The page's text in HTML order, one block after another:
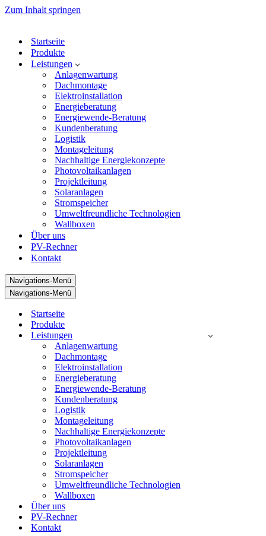
Zum Inhalt springen
Startseite
Produkte
Leistungen
Anlagenwartung
Dachmontage
Elektroinstallation
Energieberatung
Energiewende-Beratung
Kundenberatung
Logistik
Montageleitung
Nachhaltige Energiekonzepte
Photovoltaikanlagen
Projektleitung
Solaranlagen
Stromspeicher
Umweltfreundliche Technologien
Wallboxen
Über uns
PV-Rechner
Kontakt
Startseite
Produkte
Leistungen
Anlagenwartung
Dachmontage
Elektroinstallation
Energieberatung
Energiewende-Beratung
Kundenberatung
Logistik
Montageleitung
Nachhaltige Energiekonzepte
Photovoltaikanlagen
Projektleitung
Solaranlagen
Stromspeicher
Umweltfreundliche Technologien
Wallboxen
Über uns
PV-Rechner
Kontakt
Navigations-Menü
Navigations-Menü
Startseite
Produkte
Leistungen
Anlagenwartung
Dachmontage
Elektroinstallation
Energieberatung
Energiewende-Beratung
Kundenberatung
Logistik
Montageleitung
Nachhaltige Energiekonzepte
Photovoltaikanlagen
Projektleitung
Solaranlagen
Stromspeicher
Umweltfreundliche Technologien
Wallboxen
Über uns
PV-Rechner
Kontakt